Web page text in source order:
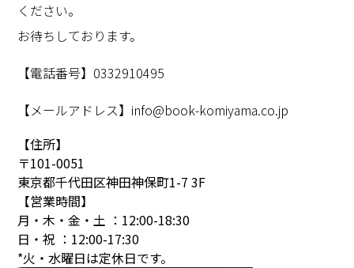
ください。
お待ちしております。
【電話番号】0332910495
【メールアドレス】info@book-komiyama.co.jp
【住所】
〒101-0051
東京都千代田区神田神保町1-7 3F
【営業時間】
月・木・金・土 ：12:00-18:30
日・祝 ：12:00-17:30
*火・水曜日は定休日です。